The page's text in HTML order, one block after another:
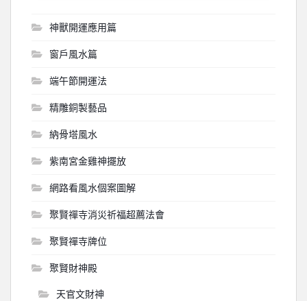
神獸開運應用篇
窗戶風水篇
端午節開運法
精雕銅製藝品
納骨塔風水
紫南宮金雞神擺放
網路看風水個案圖解
聚賢禪寺消災祈福超薦法會
聚賢禪寺牌位
聚賢財神殿
天官文財神